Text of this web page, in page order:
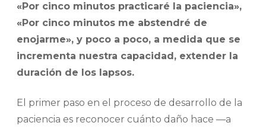
«Por cinco minutos practicaré la paciencia»,
«Por cinco minutos me abstendré de
enojarme», y poco a poco, a medida que se
incrementa nuestra capacidad, extender la
duración de los lapsos.
El primer paso en el proceso de desarrollo de la
paciencia es reconocer cuánto daño hace —a